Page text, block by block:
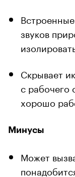
звуков
Скрывает
с рабочего
хорошо
Минусы
Может